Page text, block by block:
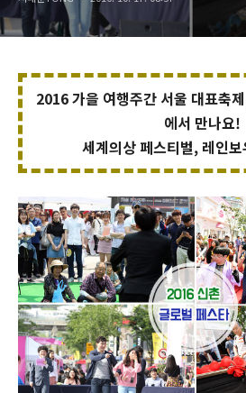
페스티벌, 레인보우
2016 가을 여행주간 서울 대표축
에서 만나요!
세계의상 페스티벌, 레인보